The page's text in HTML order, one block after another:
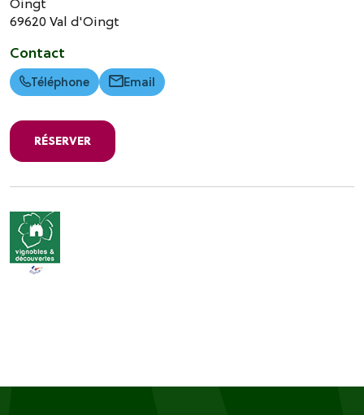
69620Val d'Oingt
Contact
Téléphone Email
RÉSERVER